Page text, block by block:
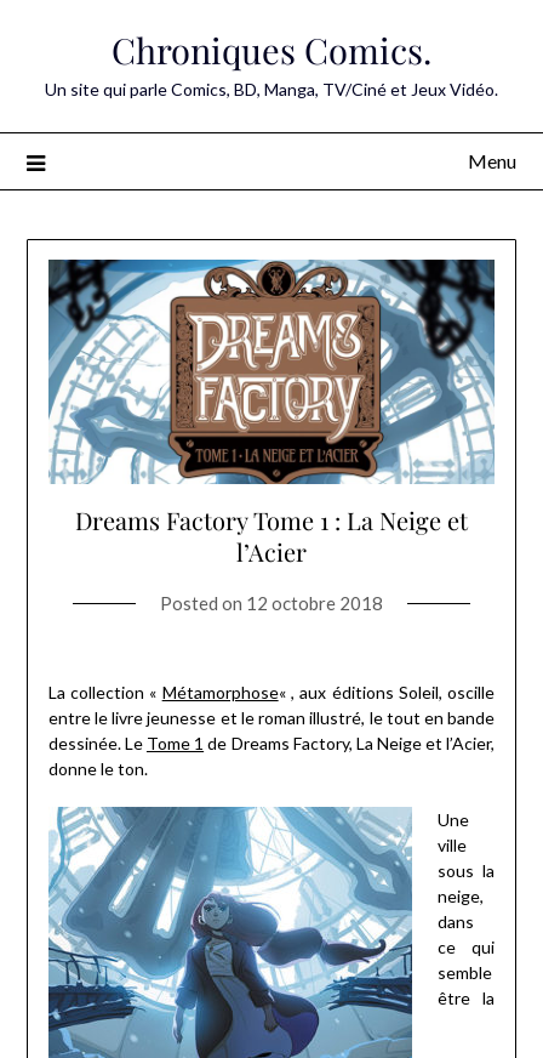
Chroniques Comics.
Un site qui parle Comics, BD, Manga, TV/Ciné et Jeux Vidéo.
Menu
Dreams Factory Tome 1 : La Neige et
l’Acier
Posted on 12 octobre 2018
La collection « Métamorphose« , aux éditions Soleil, oscille
entre le livre jeunesse et le roman illustré, le tout en bande
dessinée. Le Tome 1 de Dreams Factory, La Neige et l’Acier,
donne le ton.
Une
ville
sous la
neige,
dans
ce qui
semble
être la